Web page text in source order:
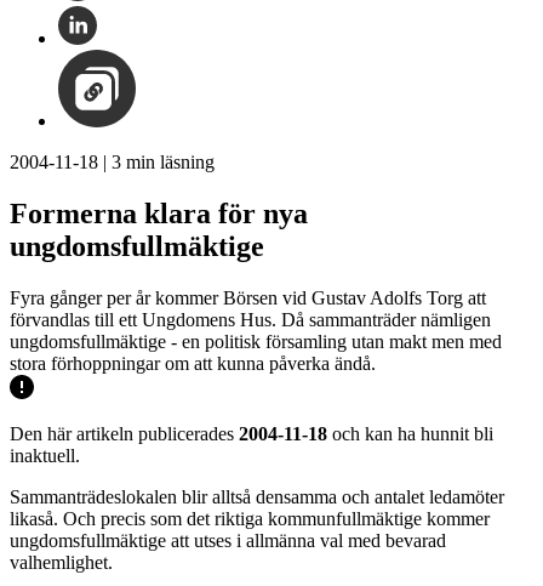
2004-11-18 | 3 min läsning
Formerna klara för nya
ungdomsfullmäktige
Fyra gånger per år kommer Börsen vid Gustav Adolfs Torg att
förvandlas till ett Ungdomens Hus. Då sammanträder nämligen
ungdomsfullmäktige - en politisk församling utan makt men med
stora förhoppningar om att kunna påverka ändå.
Den här artikeln publicerades 2004-11-18 och kan ha hunnit bli
inaktuell.
Sammanträdeslokalen blir alltså densamma och antalet ledamöter
likaså. Och precis som det riktiga kommunfullmäktige kommer
ungdomsfullmäktige att utses i allmänna val med bevarad
valhemlighet.